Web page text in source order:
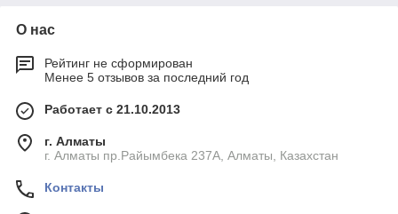
О нас
Рейтинг не сформирован
Менее 5 отзывов за последний год
Работает с 21.10.2013
г. Алматы
г. Алматы пр.Райымбека 237А, Алматы, Казахстан
Контакты